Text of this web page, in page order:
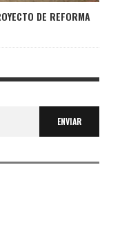
DE REFORMA